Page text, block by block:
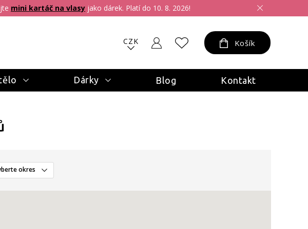
mini kartáč na vlasy jako dárek. Platí do 10. 8. 2026!
CZK Košík
Dárky Blog Kontakt
okres